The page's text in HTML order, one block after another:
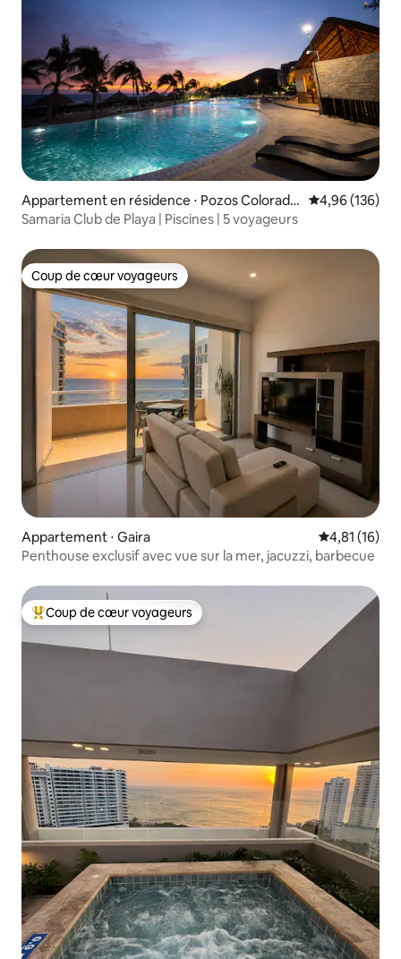
Appartement en résidence ⋅ Pozos Colorado
s
Évaluation
4,96 (136)
Samaria Club de Playa | Piscines | 5 voyageurs
Coup de cœur voyageurs
Coup de cœur voyageurs
Appartement ⋅ Gaira Évaluation
4,81 (16)
Penthouse exclusif avec vue sur la mer, jacuzzi, barbecue
Coups de cœur voyageurs les plus appréciés
Coup de cœur voyageurs